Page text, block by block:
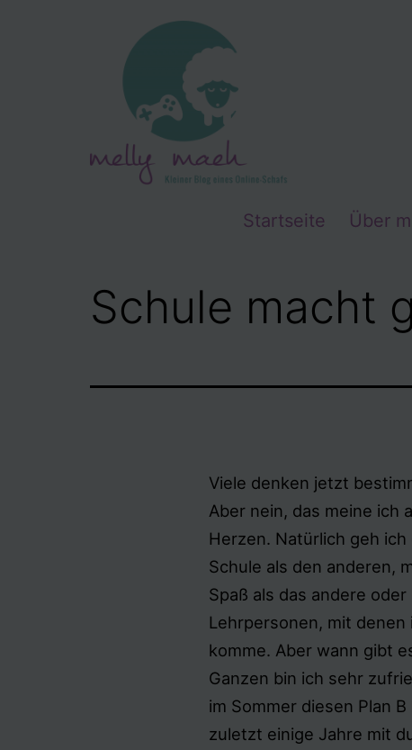
Startseite Über
Schule macht
Viele denken jetzt
Aber nein, das meine ich
Herzen. Natürlich geh
Schule als den anderen,
Spaß als das andere
Lehrpersonen, mit
komme. Aber wann gibt
Ganzen bin ich sehr
im Sommer diesen Plan
zuletzt einige Jahre mit